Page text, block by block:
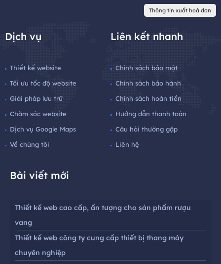
Thông tin xuất hoá đơn
Dịch vụ
Thiết kế website
Tối ưu tốc độ website
Giải pháp lưu trữ
Chăm sóc website
Dịch vụ Google Maps
Về chúng tôi
Liên kết nhanh
Chính sách bảo mật
Chính sách bảo hành
Chính sách hoàn tiền
Hướng dẫn thanh toán
Câu hỏi thường gặp
Liên hệ
Bài viết mới
Thiết kế web cao cấp, ấn tượng cho sản phẩm rượu
vang
Thiết kế web công ty cung cấp thiết bị thang máy
chuyên nghiệp